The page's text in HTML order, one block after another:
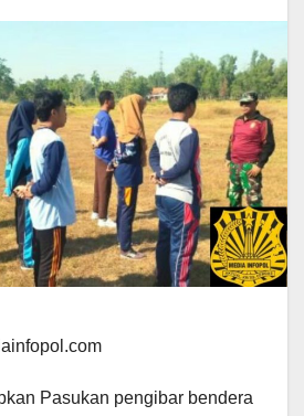
Pasukan pengibar bendera